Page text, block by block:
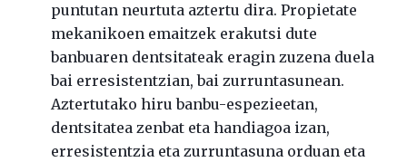
puntutan neurtuta aztertu dira. Propietate
mekanikoen emaitzek erakutsi dute
banbuaren dentsitateak eragin zuzena duela
bai erresistentzian, bai zurruntasunean.
Aztertutako hiru banbu-espezieetan,
dentsitatea zenbat eta handiagoa izan,
erresistentzia eta zurruntasuna orduan eta